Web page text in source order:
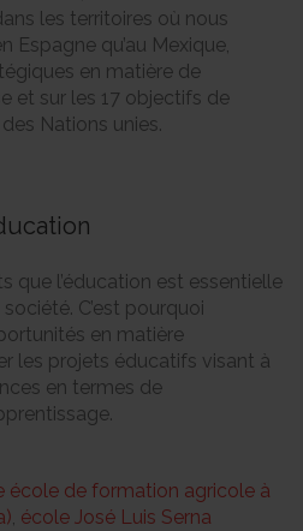
les territoires où nous
Espagne qu’au Mexique,
en matière de
et sur les 17 objectifs de
Nations unies.
que l’éducation est essentielle
C’est pourquoi
en matière
les projets éducatifs visant à
en termes de
école de formation agricole à
, école José Luis Serna